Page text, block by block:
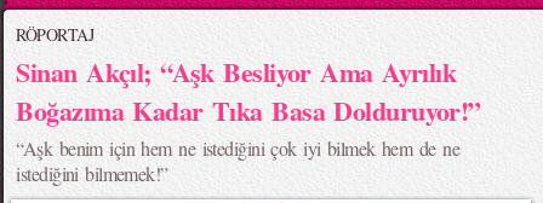
RÖPORTAJ
Sinan Akçıl; “Aşk Besliyor Ama Ayrılık
Boğazıma Kadar Tıka Basa Dolduruyor!”
“Aşk benim için hem ne istediğini çok iyi bilmek hem de ne
istediğini bilmemek!”